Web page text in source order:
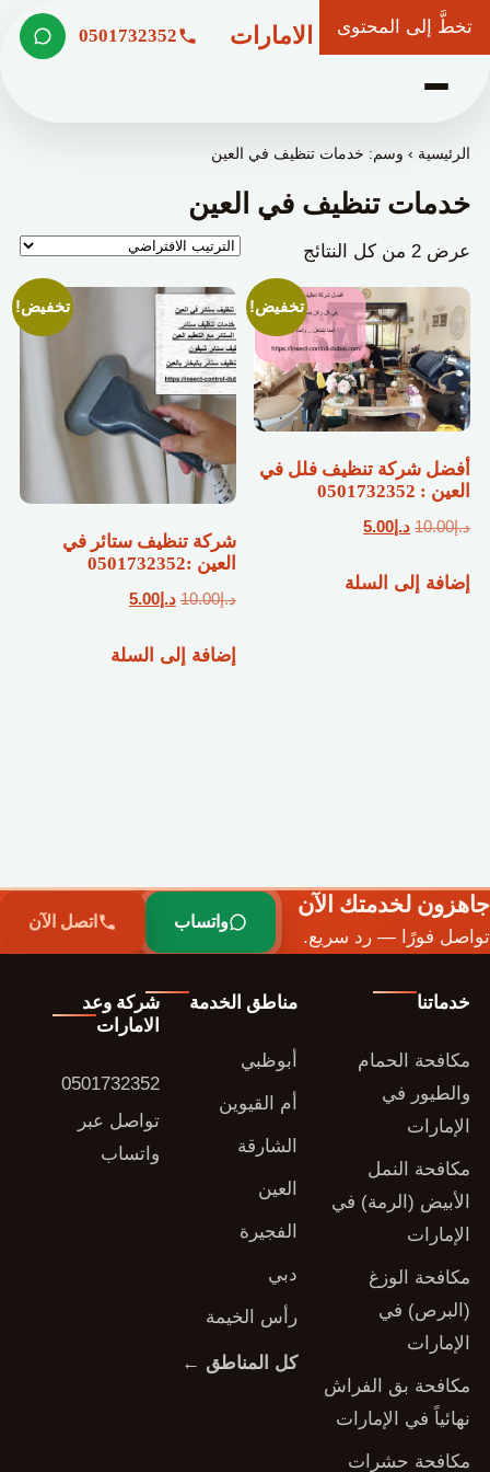
تخطَّ إلى المحتوى
شركة وعد الامارات 0501732352
الرئيسية ›وسم: خدمات تنظيف في العين
خدمات تنظيف في العين
عرض ⁦2⁩ من كل النتائج
تخفيض!
أفضل شركة تنظيف فلل في
العين : 0501732352
د.إ10.00 السعر
هو:
د.إ 5.00السعر
هو:
إضافة إلى السلة
تخفيض!
شركة تنظيف ستائر في
العين :0501732352
د.إ10.00 السعر
هو:
د.إ5.00السعر
هو:
إضافة إلى السلة
جاهزون لخدمتك الآن
تواصل فورًا — رد سريع.
واتساب اتصل الآن
خدماتنا
مكافحة الحمام
والطيور في
الإمارات
مكافحة النمل
الأبيض (الرمة) في
الإمارات
مكافحة الوزغ
(البرص) في
الإمارات
مكافحة بق الفراش
نهائياً في الإمارات
مكافحة حشرات
مناطق الخدمة
أبوظبي
أم القيوين
الشارقة
العين
الفجيرة
دبي
رأس الخيمة
كل المناطق ←
شركة وعد
الامارات
0501732352
تواصل عبر
واتساب